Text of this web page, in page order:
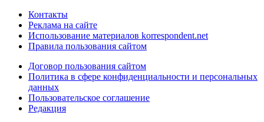
Контакты
Реклама на сайте
Использование материалов korrespondent.net
Правила пользования сайтом
Договор пользования сайтом
Политика в сфере конфиденциальности и персональных
данных
Пользовательское соглашение
Редакция